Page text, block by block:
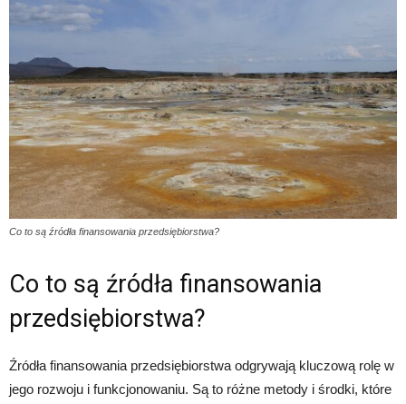
Co to są źródła finansowania przedsiębiorstwa?
Co to są źródła finansowania
przedsiębiorstwa?
Źródła finansowania przedsiębiorstwa odgrywają kluczową rolę w
jego rozwoju i funkcjonowaniu. Są to różne metody i środki, które